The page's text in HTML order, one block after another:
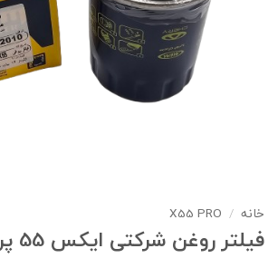
خانه /
X55 PRO
فیلتر روغن شرکتی ایکس 55 پرو